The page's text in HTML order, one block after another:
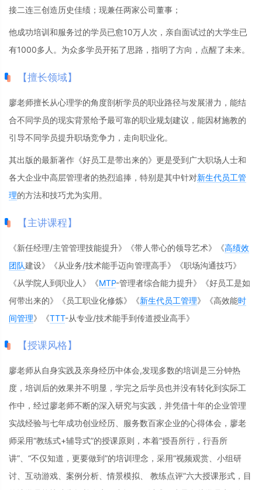
接二连三创造历史佳绩；现兼任两家公司董事；
他成功培训和服务过的学员已愈10万人次，亲自面试过的大学生已
有1000多人。为众多学员开拓了思路，指明了方向，点醒了未来。
【擅长领域】
廖老师擅长从心理学的角度剖析学员的职业路径与发展潜力，能结
合不同学员的现实背景给予最可靠的职业规划建议，能因材施教的
引导不同学员提升职场竞争力，走向职业化。
其出版的最新著作《好员工是带出来的》更是受到广大职场人士和
各大企业中高层管理者的热烈追捧，特别是其中针对新生代员工管
理的方法和技巧尤为实用。
【主讲课程】
《新任经理/主管管理技能提升》《带人带心的领导艺术》《高绩效
团队建设》《从业务/技术能手迈向管理高手》《职场沟通技巧》
《从学院人到职业人》《MTP-管理者综合能力提升》《好员工是如
何带出来的》《员工职业化修炼》《新生代员工管理》《高效能时
间管理》《TTT-从专业/技术能手到传道授业高手》
【授课风格】
廖老师从自身实践及亲身经历中体会,发现多数的培训是三分钟热
度，培训后的效果并不明显，学完之后学员也并没有转化到实际工
作中，经过廖老师不断的深入研究与实践，并凭借十年的企业管理
实战经验与七年成功创业经历、服务数百家企业的心得体会，廖老
师采用“教练式+辅导式”的授课原则，本着“授吾所行，行吾所
讲”、“不仅知道，更要做到”的培训理念，采用“视频观赏、小组研
讨、互动游戏、案例分析、情景模拟、 教练点评”六大授课形式，目